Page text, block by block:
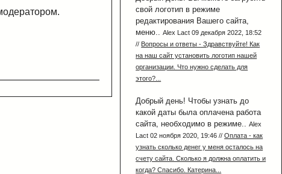
свой логотип в режиме
редактирования Вашего сайта,
меню..Alex Lact 09 декабря 2022, 18:52
// Вопросы и ответы - Здравствуйте! Как
на наш сайт установить логотип нашей
организации. Что нужно сделать для
этого?...
Добрый день! Чтобы узнать до
какой даты была оплачена работа
сайта, необходимо в режиме..Alex
Lact 02 ноября 2020, 19:46 //Оплата - как
узнать сколько денег у меня осталось на
счету сайта. Сколько я должна оплатить и
когда? Спасибо. Катерина...